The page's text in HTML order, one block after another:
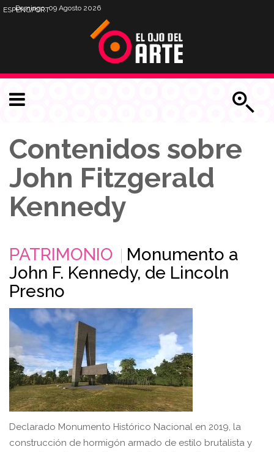
Domingo, 09 Agosto 2026
ESPENGPORT
Contenidos sobre
John Fitzgerald
Kennedy
PATRIMONIO
Monumento a
John F. Kennedy, de Lincoln
Presno
Declarado Monumento Histórico Nacional en 2019, la
construcción de hormigón armado de estilo brutalista y